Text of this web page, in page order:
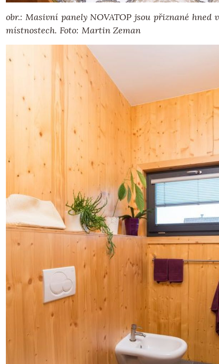
obr.: Masivní panely NOVATOP jsou přiznané hned
místnostech. Foto: Martin Zeman